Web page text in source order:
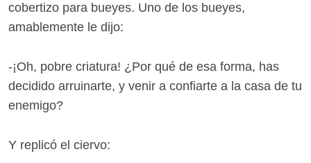
cobertizo para bueyes. Uno de los bueyes,
amablemente le dijo:
-¡Oh, pobre criatura! ¿Por qué de esa forma, has
decidido arruinarte, y venir a confiarte a la casa de tu
enemigo?
Y replicó el ciervo: